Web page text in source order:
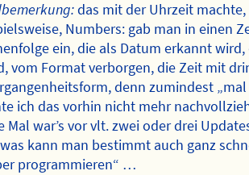
das mit der Uhrzeit machte,
Numbers: gab man in einen
ein, die als Datum erkannt
vom Format verborgen, die Zeit mit
denn zumindest „mal
ich das vorhin nicht mehr
Mal war’s vor vlt. zwei oder drei
kann man bestimmt auch ganz
programmieren“ …